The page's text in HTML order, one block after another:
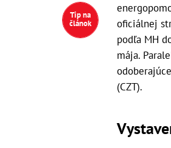
Tip na
článok
oficiálnej
podľa MH
mája.
(CZT).